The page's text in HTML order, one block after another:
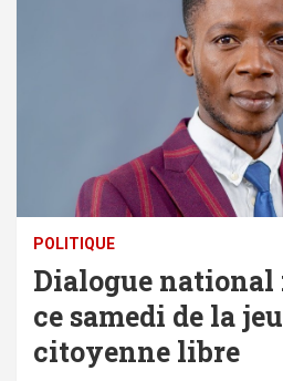
POLITIQUE
Dialogue national
ce samedi de la
citoyenne libre